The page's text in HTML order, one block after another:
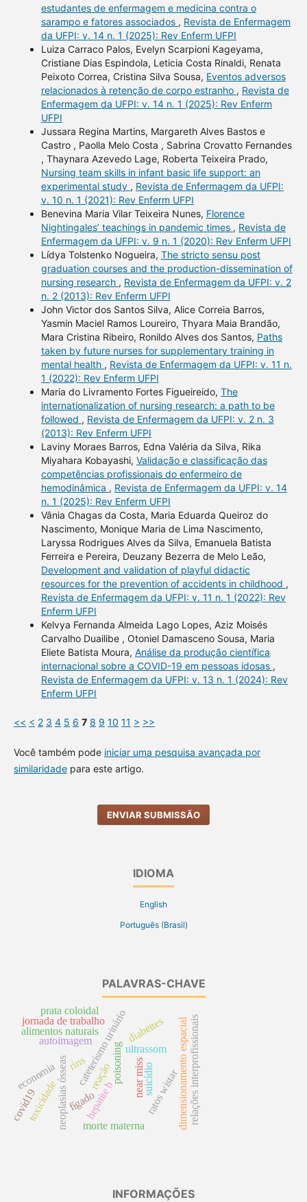
estudantes de enfermagem e medicina contra o
sarampo e fatores associados , Revista de Enfermagem
da UFPI: v. 14 n. 1 (2025): Rev Enferm UFPI
Luiza Carraco Palos, Evelyn Scarpioni Kageyama,
Cristiane Dias Espindola, Leticia Costa Rinaldi, Renata
Peixoto Correa, Cristina Silva Sousa, Eventos adversos
relacionados à retenção de corpo estranho , Revista de
Enfermagem da UFPI: v. 14 n. 1 (2025): Rev Enferm
UFPI
Jussara Regina Martins, Margareth Alves Bastos e
Castro , Paolla Melo Costa , Sabrina Crovatto Fernandes
, Thaynara Azevedo Lage, Roberta Teixeira Prado,
Nursing team skills in infant basic life support: an
experimental study , Revista de Enfermagem da UFPI:
v. 10 n. 1 (2021): Rev Enferm UFPI
Benevina Maria Vilar Teixeira Nunes, Florence
Nightingales’ teachings in pandemic times , Revista de
Enfermagem da UFPI: v. 9 n. 1 (2020): Rev Enferm UFPI
Lídya Tolstenko Nogueira, The stricto sensu post
graduation courses and the production-dissemination of
nursing research , Revista de Enfermagem da UFPI: v. 2
n. 2 (2013): Rev Enferm UFPI
John Victor dos Santos Silva, Alice Correia Barros,
Yasmin Maciel Ramos Loureiro, Thyara Maia Brandão,
Mara Cristina Ribeiro, Ronildo Alves dos Santos, Paths
taken by future nurses for supplementary training in
mental health , Revista de Enfermagem da UFPI: v. 11 n.
1 (2022): Rev Enferm UFPI
Maria do Livramento Fortes Figueireido, The
internationalization of nursing research: a path to be
followed , Revista de Enfermagem da UFPI: v. 2 n. 3
(2013): Rev Enferm UFPI
Laviny Moraes Barros, Edna Valéria da Silva, Rika
Miyahara Kobayashi, Validação e classificação das
competências profissionais do enfermeiro de
hemodinâmica , Revista de Enfermagem da UFPI: v. 14
n. 1 (2025): Rev Enferm UFPI
Vânia Chagas da Costa, Maria Eduarda Queiroz do
Nascimento, Monique Maria de Lima Nascimento,
Laryssa Rodrigues Alves da Silva, Emanuela Batista
Ferreira e Pereira, Deuzany Bezerra de Melo Leão,
Development and validation of playful didactic
resources for the prevention of accidents in childhood ,
Revista de Enfermagem da UFPI: v. 11 n. 1 (2022): Rev
Enferm UFPI
Kelvya Fernanda Almeida Lago Lopes, Aziz Moisés
Carvalho Duailibe , Otoniel Damasceno Sousa, Maria
Eliete Batista Moura, Análise da produção científica
internacional sobre a COVID-19 em pessoas idosas ,
Revista de Enfermagem da UFPI: v. 13 n. 1 (2024): Rev
Enferm UFPI
<< < 2 3 4 5 6 7 8 9 10 11 > >>
Você também pode iniciar uma pesquisa avançada por
similaridadepara este artigo.
ENVIAR SUBMISSÃO
IDIOMA
English
Português (Brasil)
PALAVRAS-CHAVE
hepatite b
neoplasias ósseas poisoning ultrassom
cateterismo urinárionear miss
jornada de trabalho dimensionamento espacial
autoimagem
morte materna
relações interprofissionais
economia suicídio
reação
prata coloidal
diabettes
toxicidade ratos wistar
fígado
rins
alimentos naturais
covid19
INFORMAÇÕES